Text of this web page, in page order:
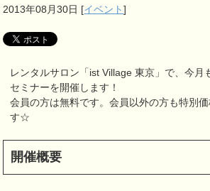
2013年08月30日 [イベント]
レンタルサロン「ist Village 東京」で、今月
セミナーを開催します！
会員の方は無料です。会員以外の方も特別
す☆
開催概要